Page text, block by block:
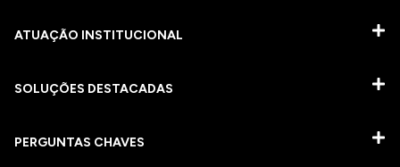
ATUAÇÃO INSTITUCIONAL
SOLUÇÕES DESTACADAS
PERGUNTAS CHAVES​